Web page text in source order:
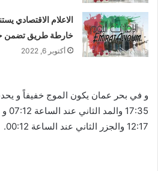
الاعلام الاقتصادي
خارطة طريق تضمن
أكتوبر 6, 2022
و في بحر عمان يكون الموج خفيفاً و
12:17 والجزر الثاني عند الساعة 00:12.